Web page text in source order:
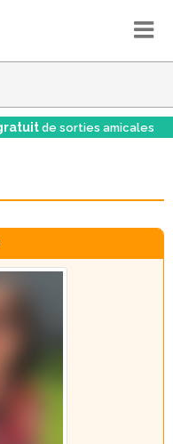
de sorties amicales